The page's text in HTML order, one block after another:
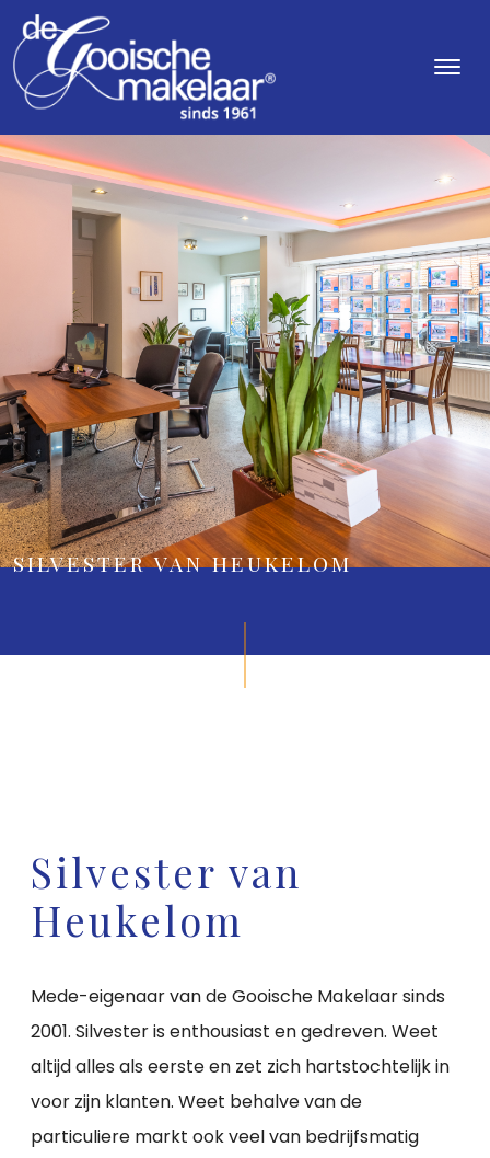
SILVESTER VAN HEUKELOM
Silvester van
Heukelom
Mede-eigenaar van de Gooische Makelaar sinds
2001. Silvester is enthousiast en gedreven. Weet
altijd alles als eerste en zet zich hartstochtelijk in
voor zijn klanten. Weet behalve van de
particuliere markt ook veel van bedrijfsmatig